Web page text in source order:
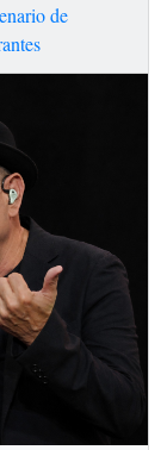
de